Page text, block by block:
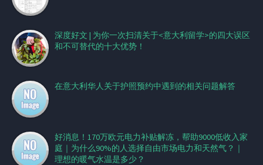
深度好文 | 为你一次扫清关于<意大利留学>的四大误区
和不可替代的十大优势！
在意大利华人关于护照预约中遇到的相关问题解答
好消息！170万欧元电力补贴解冻，帮助9000低收入家
庭｜为什么90%的人选择自由市场电力和天然气？｜
理想的暖气水温是多少？